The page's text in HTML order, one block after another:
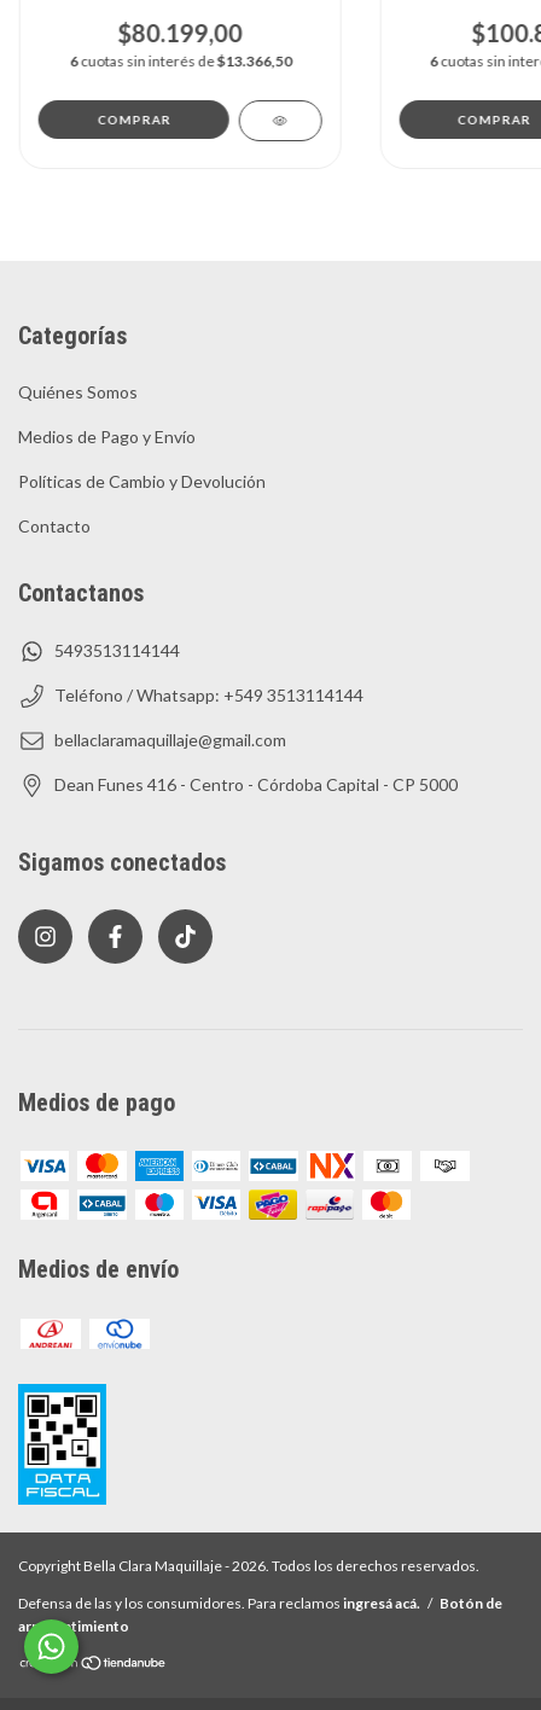
$80.199,00
6cuotas sin interés de$13.366,50 6cuotas sin
Categorías
Quiénes Somos
Medios de Pago y Envío
Políticas de Cambio y Devolución
Contacto
Contactanos
5493513114144
Teléfono / Whatsapp: +549 3513114144
bellaclaramaquillaje@gmail.com
Dean Funes 416 - Centro - Córdoba Capital - CP 5000
Sigamos conectados
Medios de pago
Medios de envío
Copyright Bella Clara Maquillaje - 2026. Todos los derechos reservados.
Defensa de las y los consumidores. Para reclamos ingresá acá. / Botón de
arrepentimiento